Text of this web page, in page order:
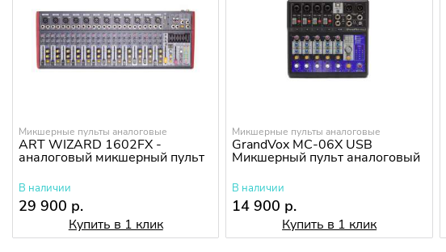
Микшерные пульты аналоговые
ART WIZARD 1602FX -
аналоговый микшерный пульт
В наличии
29 900 р.
Купить в 1 клик
Микшерные пульты аналоговые
GrandVox MC-06X USB
Микшерный пульт аналоговый
В наличии
14 900 р.
Купить в 1 клик